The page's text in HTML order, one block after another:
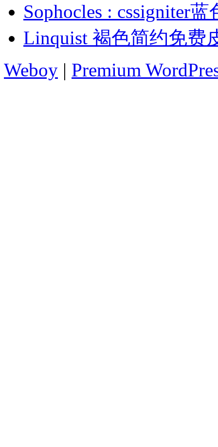
Sophocles : cssigniter
Linquist 褐色简约免费
Weboy | Premium